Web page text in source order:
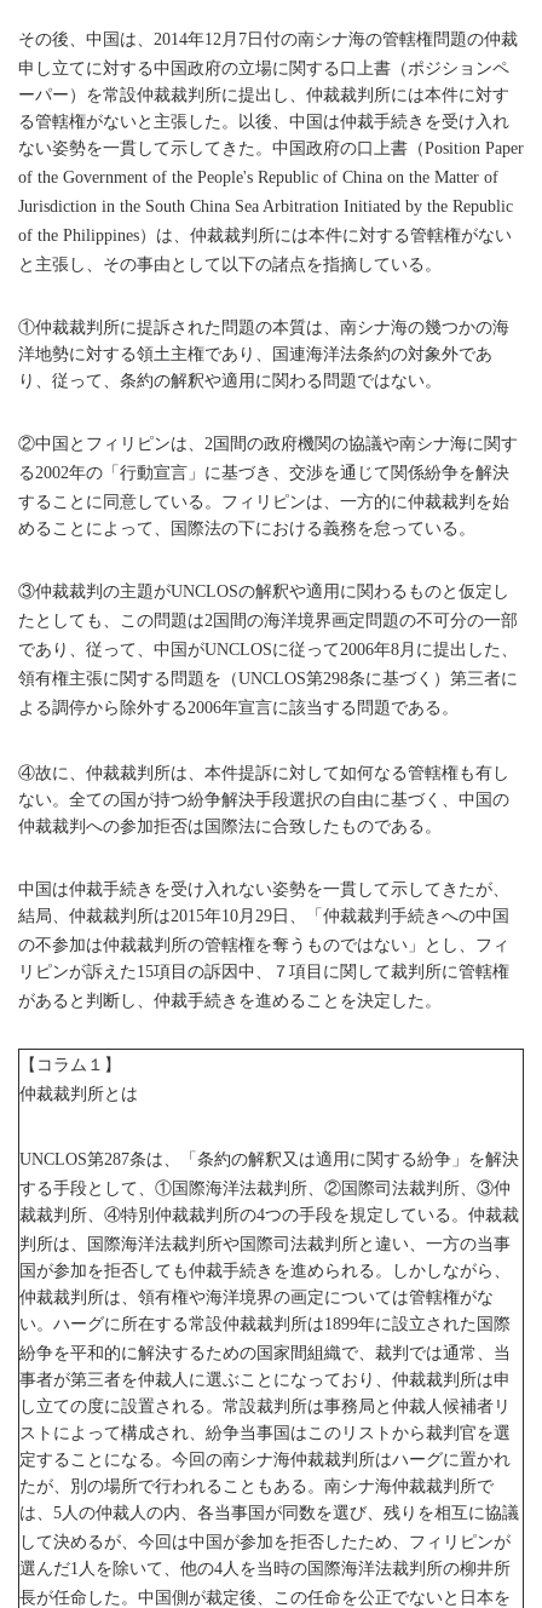
その後、中国は、 2014年12月 7日付の南シナ海の管轄権問題の仲裁
申し立てに対する中国政府の立場に関する口上書（ポジションペ
ーパー）を常設仲裁裁判所に提出し、仲裁裁判所には本件に対す
る管轄権がないと主張した。以後、中国は仲裁手続きを受け入れ
ない姿勢を一貫して示してきた。中国政府の口上書（Position Paper
of the Government of the People's Republic of China on the Matter of
Jurisdiction in the South China Sea Arbitration Initiated by the Republic
of the Philippines）は、仲裁裁判所には本件に対する管轄権がない
と主張し、その事由として以下の諸点を指摘している。
①仲裁裁判所に提訴された問題の本質は、南シナ海の幾つかの海
洋地勢に対する領土主権であり、国連海洋法条約の対象外であ
り、従って、条約の解釈や適用に関わる問題ではない。
②中国とフィリピンは、 2国間の政府機関の協議や南シナ海に関す
る2002年の「行動宣言」に基づき、交渉を通じて関係紛争を解決
することに同意している。フィリピンは、一方的に仲裁裁判を始
めることによって、国際法の下における義務を怠っている。
③仲裁裁判の主題がUNCLOSの解釈や適用に関わるものと仮定し
たとしても、この問題は2国間の海洋境界画定問題の不可分の一部
であり、従って、中国がUNCLOSに従って2006年8月に提出した、
領有権主張に関する問題を（UNCLOS第298条に基づく）第三者に
よる調停から除外する2006年宣言に該当する問題である。
④故に、仲裁裁判所は、本件提訴に対して如何なる管轄権も有し
ない。全ての国が持つ紛争解決手段選択の自由に基づく、中国の
仲裁裁判への参加拒否は国際法に合致したものである。
中国は仲裁手続きを受け入れない姿勢を一貫して示してきたが、
結局、仲裁裁判所は2015年10月 29日、「仲裁裁判手続きへの中国
の不参加は仲裁裁判所の管轄権を奪うものではない」とし、フィ
リピンが訴えた 15項目の訴因中、７項目に関して裁判所に管轄権
があると判断し、仲裁手続きを進めることを決定した。
【コラム１】
仲裁裁判所とは
UNCLOS第287条は、「条約の解釈又は適用に関する紛争」を解決
する手段として、①国際海洋法裁判所、②国際司法裁判所、③仲
裁裁判所、④特別仲裁裁判所の4つの手段を規定している。仲裁裁
判所は、国際海洋法裁判所や国際司法裁判所と違い、一方の当事
国が参加を拒否しても仲裁手続きを進められる。しかしながら、
仲裁裁判所は、領有権や海洋境界の画定については管轄権がな
い。ハーグに所在する常設仲裁裁判所は1899年に設立された国際
紛争を平和的に解決するための国家間組織で、裁判では通常、当
事者が第三者を仲裁人に選ぶことになっており、仲裁裁判所は申
し立ての度に設置される。常設裁判所は事務局と仲裁人候補者リ
ストによって構成され、紛争当事国はこのリストから裁判官を選
定することになる。今回の南シナ海仲裁裁判所はハーグに置かれ
たが、別の場所で行われることもある。南シナ海仲裁裁判所で
は、
5人の仲裁人の内、各当事国が同数を選び、残りを相互に協議
して決めるが、今回は中国が参加を拒否したため、フィリピンが
選んだ1 人を除いて、他の4人を当時の国際海洋法裁判所の柳井所
長が任命した。中国側が裁定後、この任命を公正でないと日本を